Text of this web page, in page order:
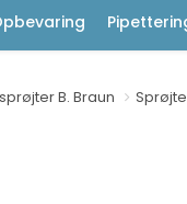
B. Braun